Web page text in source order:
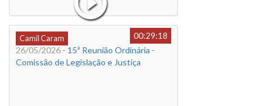
Camil Caram
00:29:18
26/05/2026 - 15ª Reunião Ordinária -
Comissão de Legislação e Justiça